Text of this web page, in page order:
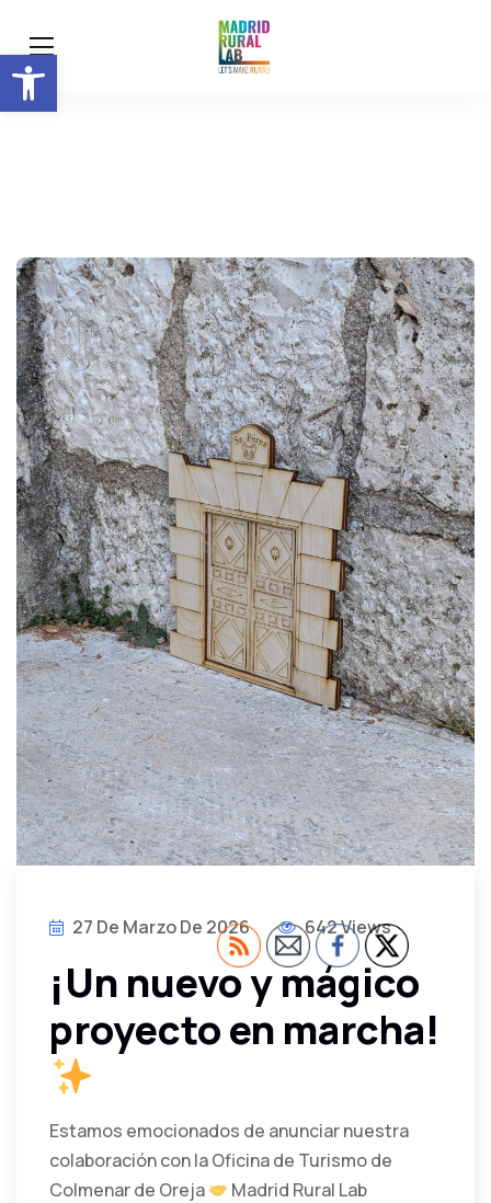
Abrir barra de herramientas
27 De Marzo De 2026 642 Views
¡Un nuevo y mágico
proyecto en marcha!
Estamos emocionados de anunciar nuestra
colaboración con la Oficina de Turismo de
Colmenar de Oreja
Madrid Rural Lab